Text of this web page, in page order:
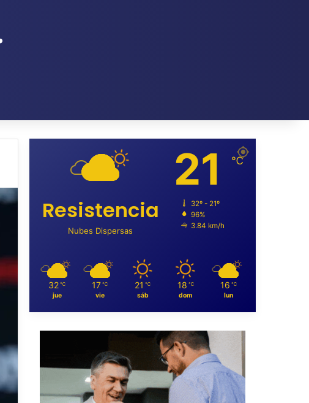
Resistencia
Nubes Dispersas
21 ℃
32º - 21º
96%
3.84 km/h
32 ℃
jue
17 ℃
vie
21 ℃
sáb
18 ℃
dom
16 ℃
lun